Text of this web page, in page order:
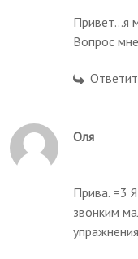
Привет...я
Вопрос
Оля
Прива. =3
звонким